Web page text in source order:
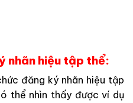
nhãn hiệu tập thể:
đăng ký nhãn hiệu tập
thể nhìn thấy được ví dụ